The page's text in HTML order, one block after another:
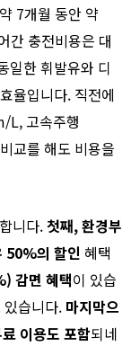
7개월 동안 약
간 충전비용은 대
일한 휘발유와 디
율입니다. 직전에
L, 고속주행
교를 해도 비용을
니다.첫째,환경부
50%의 할인 혜택
감면 혜택이 있습
있습니다. 마지막으
이용도 포함되네